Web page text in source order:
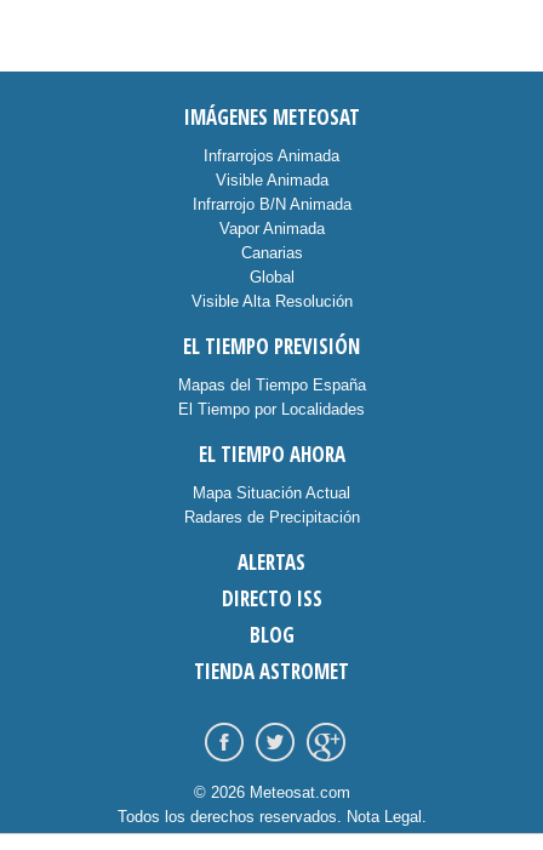
IMÁGENES METEOSAT
Infrarrojos Animada
Visible Animada
Infrarrojo B/N Animada
Vapor Animada
Canarias
Global
Visible Alta Resolución
EL TIEMPO PREVISIÓN
Mapas del Tiempo España
El Tiempo por Localidades
EL TIEMPO AHORA
Mapa Situación Actual
Radares de Precipitación
ALERTAS
DIRECTO ISS
BLOG
TIENDA ASTROMET
© 2026 Meteosat.com
Todos los derechos reservados. Nota Legal .